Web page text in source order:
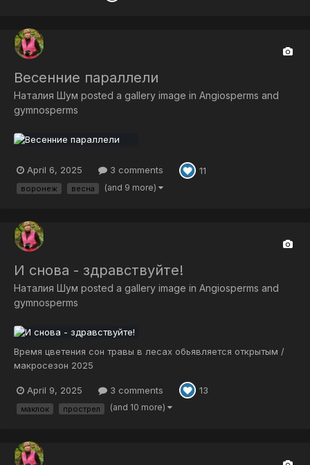
Весенние параллели
Наталия Шум posted a gallery image in Angiosperms and
gymnosperms
April 6, 2025 3 comments 11
воронеж весна (and 9 more)
И снова - здравствуйте!
Наталия Шум posted a gallery image in Angiosperms and
gymnosperms
Время цветения сон травы в лесах обьявляется открытым /
макросезон 2025
April 9, 2025 3 comments 13
маклок прострел (and 10 more)